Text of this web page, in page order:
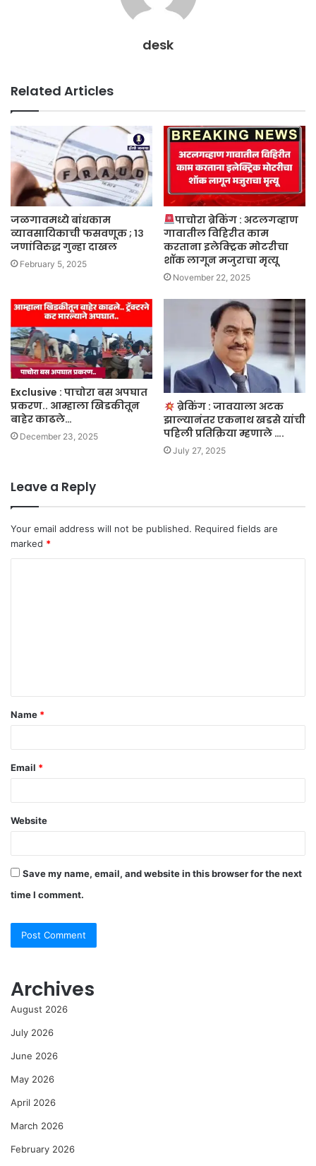
desk
Related Articles
जळगावमध्ये बांधकाम
व्यावसायिकाची फसवणूक ; १३
जणांविरुद्ध गुन्हा दाखल
February 5, 2025
पाचोरा ब्रेकिंग : अटलगव्हाण
गावातील विहिरीत काम
करताना इलेक्ट्रिक मोटरीचा
शॉक लागून मजुराचा मृत्यू
November 22, 2025
Exclusive : पाचोरा बस अपघात
प्रकरण.. आम्हाला खिडकीतून
बाहेर काढले…
December 23, 2025
ब्रेकिंग : जावयाला अटक
झाल्यानंतर एकनाथ खडसे यांची
पहिली प्रतिक्रिया म्हणाले ….
July 27, 2025
Leave a Reply
Your email address will not be published. Required fields are
marked *
t
*
Name *
Email *
Website
Save my name, email, and website in this browser for the next
time I comment.
Archives
August 2026
July 2026
June 2026
May 2026
April 2026
March 2026
February 2026